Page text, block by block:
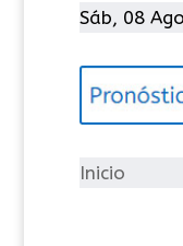
t
g
í
Sáb, 08
Inicio